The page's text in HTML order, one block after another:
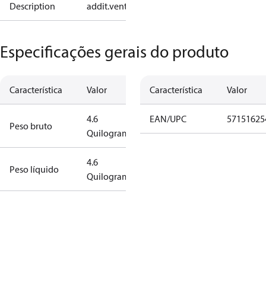
Description addit.ventila.ø250/F3
Especificações gerais do produto
Característica Valor
Peso bruto
4.6
Quilograma
Peso líquido
4.6
Quilograma
Característica Valor
EAN/UPC